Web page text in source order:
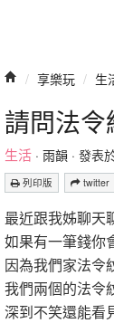
/ 享樂玩 / 生
請問法令
生活 · 雨韻 · 發表
列印版 twitter
最近跟我姊聊天
如果有一筆錢你
因為我們家法令
我們兩個的法令
深到不笑還能看